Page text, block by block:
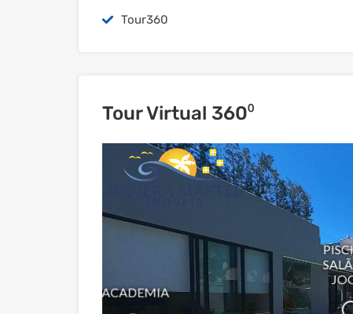
Tour360
Tour Virtual 360⁰